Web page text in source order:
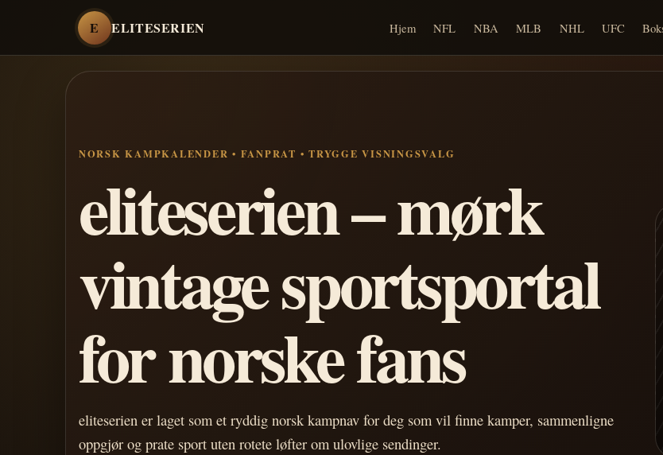
E ELITESERIEN Hjem NFL NBA MLB NHL UFC
NORSK KAMPKALENDER • FANPRAT • TRYGGE VISNINGSVALG
eliteserien – mørk
vintage sportsportal
for norske fans
eliteserien er laget som et ryddig norsk kampnav for deg som vil finne kamper, sammenligne
oppgjør og prate sport uten rotete løfter om ulovlige sendinger.